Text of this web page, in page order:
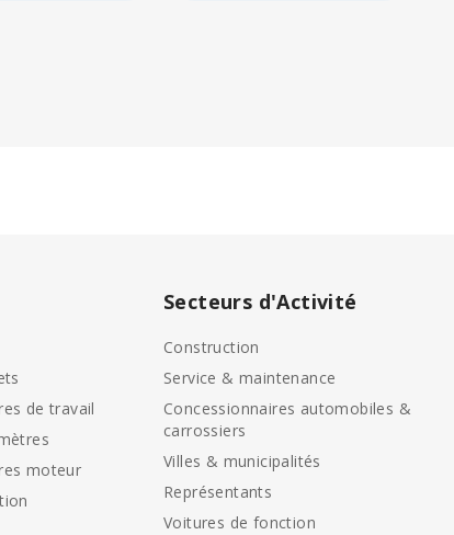
de travail
moteur
Secteurs d'Activité
Construction
Service & maintenance
Concessionnaires automobiles &
carrossiers
Villes & municipalités
Représentants
Voitures de fonction